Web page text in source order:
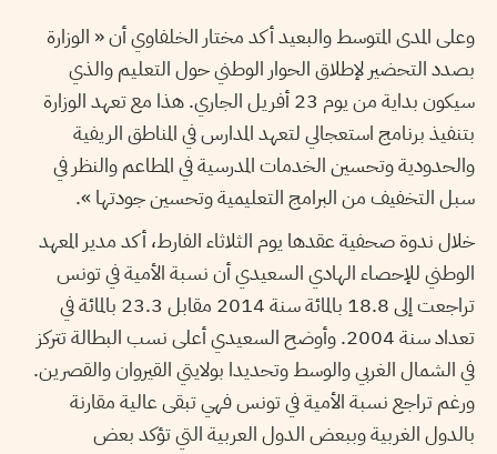
وعلى المدى المتوسط والبعيد أكد مختار الخلفاوي أن « الوزارة
بصدد التحضير لإطلاق الحوار الوطني حول التعليم والذي
سيكون بداية من يوم 23 أفريل الجاري. هذا مع تعهد الوزارة
بتنفيذ برنامج استعجالي لتعهد المدارس في المناطق الريفية
والحدودية وتحسين الخدمات المدرسية في المطاعم والنظر في
سبل التخفيف من البرامج التعليمية وتحسين جودتها ».
خلال ندوة صحفية عقدها يوم الثلاثاء الفارط، أكد مدير المعهد
الوطني للإحصاء الهادي السعيدي أن نسبة الأمية في تونس
تراجعت إلى 18.8 بالمائة سنة 2014 مقابل 23.3 بالمائة في
تعداد سنة 2004. وأوضح السعيدي أعلى نسب البطالة تتركز
في الشمال الغربي والوسط وتحديدا بولايتي القيروان والقصرين.
ورغم تراجع نسبة الأمية في تونس فهي تبقى عالية مقارنة
بالدول الغربية وببعض الدول العربية التي تؤكد بعض